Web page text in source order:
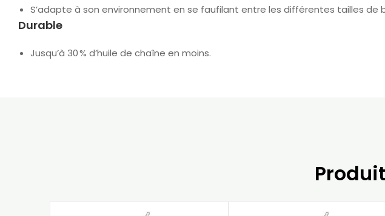
S’adapte à son environnement en se faufilant entre les différentes tailles de
Durable
Jusqu’à 30 % d’huile de chaîne en moins.